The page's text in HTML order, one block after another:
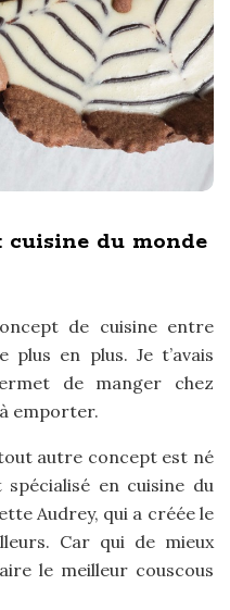
du monde
de cuisine entre
plus en plus. Je t’avais
de manger chez
emporter.
autre concept est né
en cuisine du
Audrey, qui a créée le
Car qui de mieux
le meilleur couscous